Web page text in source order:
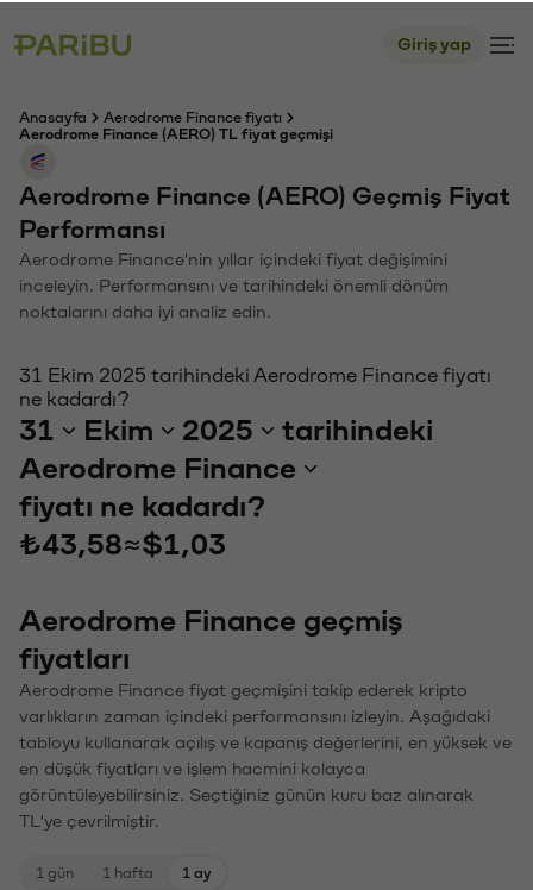
Giriş yap
Anasayfa
Aerodrome Finance fiyatı
Aerodrome Finance (AERO) TL fiyat geçmişi
Aerodrome Finance (AERO) Geçmiş Fiyat
Performansı
Aerodrome Finance'nin yıllar içindeki fiyat değişimini
inceleyin. Performansını ve tarihindeki önemli dönüm
noktalarını daha iyi analiz edin.
31 Ekim 2025 tarihindeki Aerodrome Finance fiyatı
ne kadardı?
31 Ekim 2025
tarihindeki
Aerodrome Finance
fiyatı ne kadardı?
₺43,58≈$1,03
Aerodrome Finance geçmiş
fiyatları
Aerodrome Finance fiyat geçmişini takip ederek kripto
varlıkların zaman içindeki performansını izleyin. Aşağıdaki
tabloyu kullanarak açılış ve kapanış değerlerini, en yüksek ve
en düşük fiyatları ve işlem hacmini kolayca
görüntüleyebilirsiniz. Seçtiğiniz günün kuru baz alınarak
TL'ye çevrilmiştir.
1 gün 1 hafta 1 ay